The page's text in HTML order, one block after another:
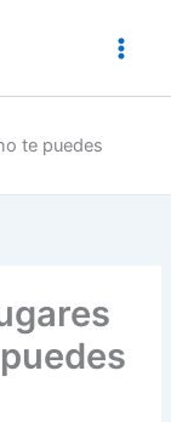
te puedes